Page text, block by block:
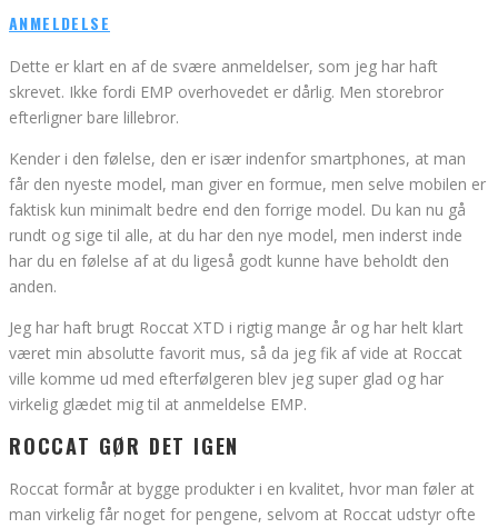
ANMELDELSE
Dette er klart en af de svære anmeldelser, som jeg har haft
skrevet. Ikke fordi EMP overhovedet er dårlig. Men storebror
efterligner bare lillebror.
Kender i den følelse, den er især indenfor smartphones, at man
får den nyeste model, man giver en formue, men selve mobilen er
faktisk kun minimalt bedre end den forrige model. Du kan nu gå
rundt og sige til alle, at du har den nye model, men inderst inde
har du en følelse af at du ligeså godt kunne have beholdt den
anden.
Jeg har haft brugt Roccat XTD i rigtig mange år og har helt klart
været min absolutte favorit mus, så da jeg fik af vide at Roccat
ville komme ud med efterfølgeren blev jeg super glad og har
virkelig glædet mig til at anmeldelse EMP.
ROCCAT GØR DET IGEN
Roccat formår at bygge produkter i en kvalitet, hvor man føler at
man virkelig får noget for pengene, selvom at Roccat udstyr ofte